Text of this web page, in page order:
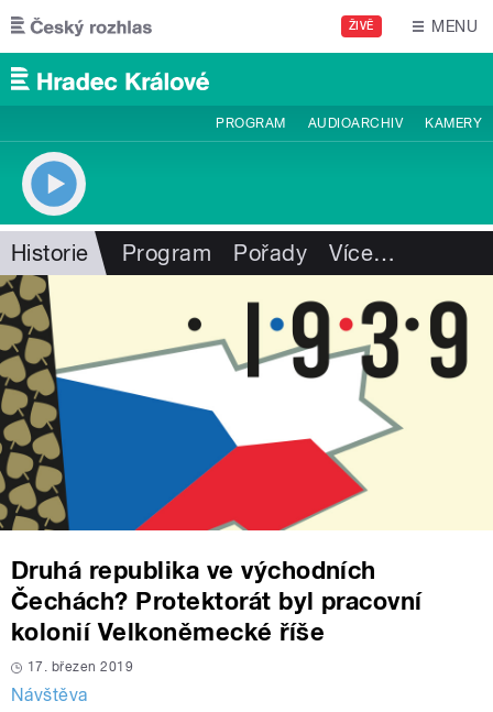
Přejít k hlavnímu obsahu
ŽIVĚ MENU
PROGRAM AUDIOARCHIV KAMERY
Historie Program Pořady Více…
Druhá republika ve východních
Čechách? Protektorát byl pracovní
kolonií Velkoněmecké říše
17. březen 2019
Návštěva